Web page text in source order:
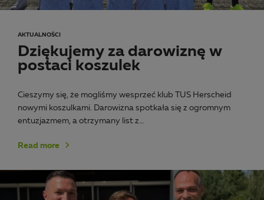
AKTUALNOŚCI
Dziękujemy za darowiznę w
postaci koszulek
Cieszymy się, że mogliśmy wesprzeć klub TUS Herscheid
nowymi koszulkami. Darowizna spotkała się z ogromnym
entuzjazmem, a otrzymany list z…
Read more